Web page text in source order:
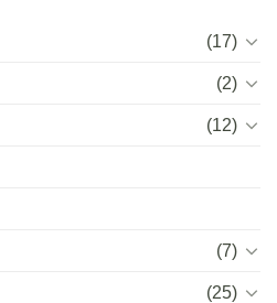
(17)
(2)
(12)
(7)
(25)